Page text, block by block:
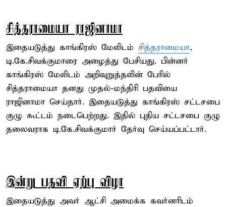
சித்தராமையா ராஜினாமா
இதையடுத்து காங்கிரஸ் மேலிடம் சித்தராமையா,
டி.கே.சிவக்குமாரை அழைத்து பேசியது. பின்னர்
காங்கிரஸ் மேலிடம் அறிவுறுத்தலின் பேரில்
சித்தராமையா தனது முதல்-மந்திரி பதவியை
ராஜினாமா செய்தார். இதையடுத்து காங்கிரஸ் சட்டசபை
குழு கூட்டம் நடைபெற்றது. இதில் புதிய சட்டசபை குழு
தலைவராக டி.கே.சிவக்குமார் தேர்வு செய்யப்பட்டார்.
இன்று பதவி ஏற்பு விழா
இதையடுத்து அவர் ஆட்சி அமைக்க கவர்னரிடம்